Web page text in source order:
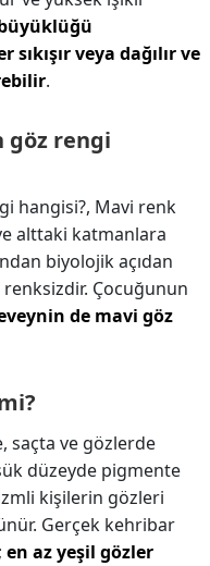
veya dağılır ve
.
göz rengi
hangisi?, Mavi renk
alttaki katmanlara
biyolojik açıdan
renksizdir. Çocuğunun
de mavi göz
saçta ve gözlerde
düzeyde pigmente
kişilerin gözleri
Gerçek kehribar
en az yeşil gözler